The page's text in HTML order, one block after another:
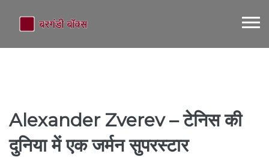
Alexander Zverev – टेनिस की
दुनिया में एक जर्मन सुपरस्टार